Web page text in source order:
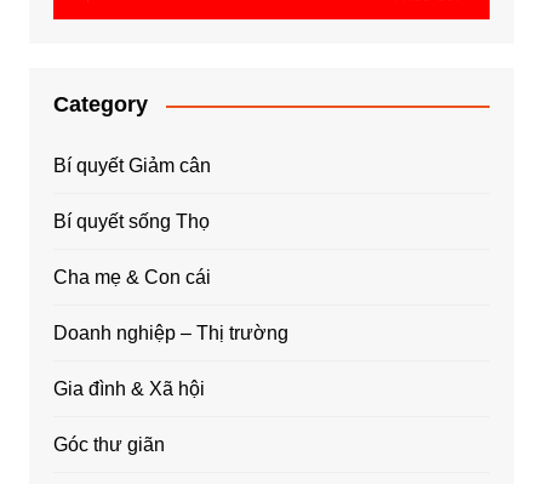
Category
Bí quyết Giảm cân
Bí quyết sống Thọ
Cha mẹ & Con cái
Doanh nghiệp – Thị trường
Gia đình & Xã hội
Góc thư giãn